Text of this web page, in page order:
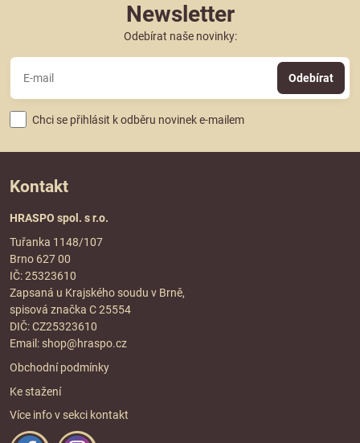
Newsletter
Odebírat naše novinky:
Odebírat
Chci se přihlásit k odběru novinek e-mailem
Kontakt
HRASPO spol. s r.o.
Tuřanka 1148/107
Brno 627 00
IČ: 25323610
Zapsaná u Krajského soudu v Brně,
spisová značka C 25554
DIČ: CZ25323610
Email: shop@hraspo.cz
Obchodní podmínky
Ke stažení
Více info v sekci kontakt